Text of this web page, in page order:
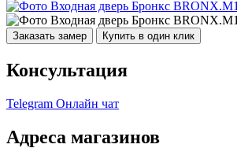
Заказать замер Купить в один клик
Консультация
Telegram Онлайн чат
Адреса магазинов